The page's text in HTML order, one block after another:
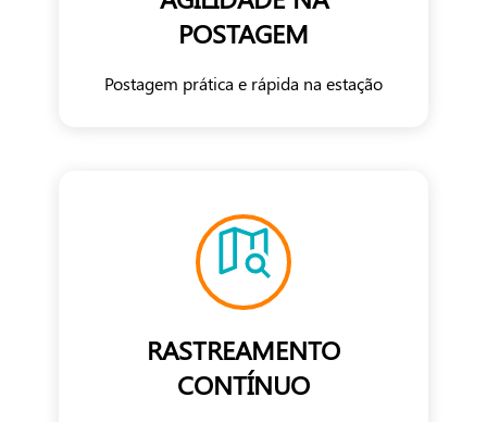
POSTAGEM
Postagem prática e rápida na estação
RASTREAMENTO
CONTÍNUO